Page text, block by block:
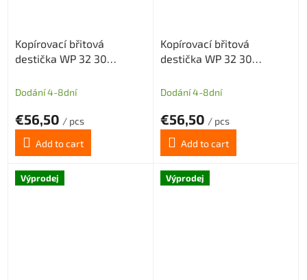
Kopírovací břitová
destička WP 32 30
geometrie MG, povlak
Dodání 4-8dní
€56,50 / pcs
Add to cart
Kopírovací břitová
destička WP 32 30
povlak CX23TX
Dodání 4-8dní
€56,50 / pcs
Add to cart
Výprodej Výprodej